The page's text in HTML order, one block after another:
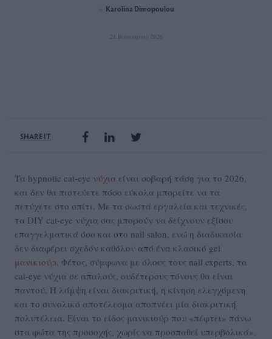
Karolina Dimopoulou
21 Ιανουαρίου 2026
SHARE IT
Τα hypnotic cat-eye νύχια είναι σοβαρή τάση για το 2026,
και δεν θα πιστεύετε πόσο εύκολα μπορείτε να τα
πετύχετε στο σπίτι. Με τα σωστά εργαλεία και τεχνικές,
τα DIY cat-eye νύχια σας μπορούν να δείχνουν εξίσου
επαγγελματικά όσο και στο nail salon, ενώ η διαδικασία
δεν διαφέρει σχεδόν καθόλου από ένα κλασικό gel
μανικιούρ. Φέτος, σύμφωνα με όλους τους nail experts, τα
cat-eye νύχια σε απαλούς, ουδέτερους τόνους θα είναι
παντού. Η λάμψη είναι διακριτική, η κίνηση ελεγχόμενη
και το συνολικό αποτέλεσμα αποπνέει μία διακριτική
πολυτέλεια. Είναι το είδος μανικιούρ που «πέφτει» πάνω
στα φώτα της προσοχής, χωρίς να προσπαθεί υπερβολικά».